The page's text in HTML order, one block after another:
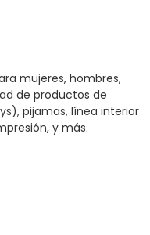
mujeres, hombres,
de productos de
pijamas, línea interior
y más.